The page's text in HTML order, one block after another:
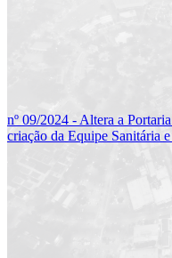
nº 09/2024 - Altera a
criação da Equipe Sanitária